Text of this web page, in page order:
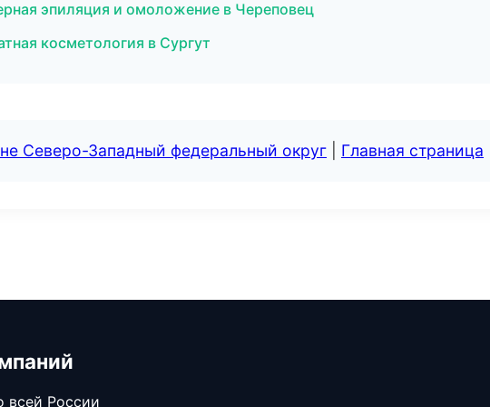
эпиляция и омоложение в Череповец
косметология в Сургут
Северо-Западный федеральный округ Главная страница
всей России